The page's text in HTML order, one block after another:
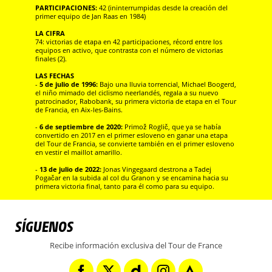
PARTICIPACIONES: 42 (ininterrumpidas desde la creación del
primer equipo de Jan Raas en 1984)
LA CIFRA
74: victorias de etapa en 42 participaciones, récord entre los
equipos en activo, que contrasta con el número de victorias
finales (2).
LAS FECHAS
- 5 de julio de 1996: Bajo una lluvia torrencial, Michael Boogerd,
el niño mimado del ciclismo neerlandés, regala a su nuevo
patrocinador, Rabobank, su primera victoria de etapa en el Tour
de Francia, en Aix-les-Bains.
- 6 de septiembre de 2020: Primož Roglič, que ya se había
convertido en 2017 en el primer esloveno en ganar una etapa
del Tour de Francia, se convierte también en el primer esloveno
en vestir el maillot amarillo.
- 13 de julio de 2022: Jonas Vingegaard destrona a Tadej
Pogačar en la subida al col du Granon y se encamina hacia su
primera victoria final, tanto para él como para su equipo.
SÍGUENOS
Recibe información exclusiva del Tour de France